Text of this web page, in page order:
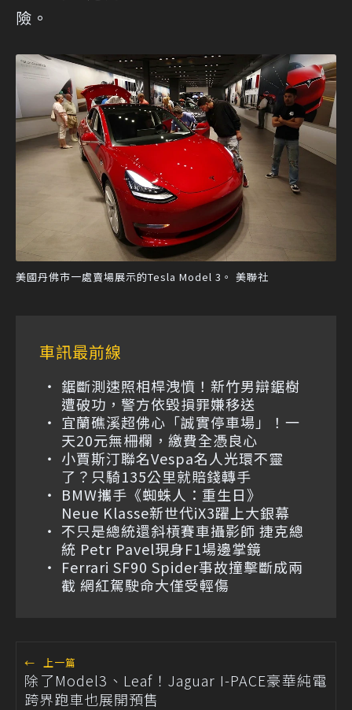
險。
美國丹佛市一處賣場展示的Tesla Model 3。 美聯社
車訊最前線
鋸斷測速照相桿洩憤！新竹男辯鋸樹
遭破功，警方依毀損罪嫌移送
宜蘭礁溪超佛心「誠實停車場」！一
天20元無柵欄，繳費全憑良心
小賈斯汀聯名Vespa名人光環不靈
了？只騎135公里就賠錢轉手
BMW攜手《蜘蛛人：重生日》
Neue Klasse新世代iX3躍上大銀幕
不只是總統還斜槓賽車攝影師 捷克總
統 Petr Pavel現身F1場邊掌鏡
Ferrari SF90 Spider事故撞擊斷成兩
截 網紅駕駛命大僅受輕傷
← 上一篇
除了Model3、Leaf！Jaguar I-PACE豪華純電
跨界跑車也展開預售